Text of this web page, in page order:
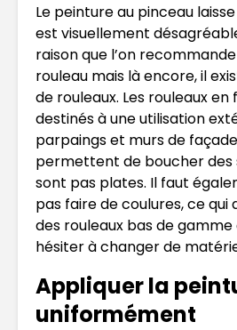
Le peinture au pinceau
est visuellement
raison que l’on
rouleau mais là encore, il
de rouleaux. Les rouleaux
destinés à une utilisation
parpaings et murs de
permettent de boucher des
sont pas plates. Il faut
pas faire de coulures, ce qui
des rouleaux bas de gamme
hésiter à changer de
Appliquer la
uniformément